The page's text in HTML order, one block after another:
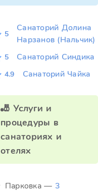
5
Санаторий Долина
Нарзанов (Нальчик)
5 Санаторий Синдика
4.9 Санаторий Чайка
🎳 Услуги и
процедуры в
санаториях и
отелях
Парковка — 3